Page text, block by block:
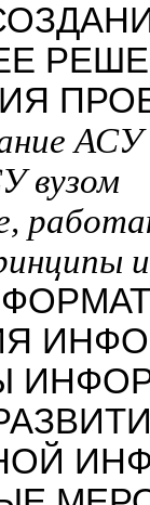
АСУ
вузом